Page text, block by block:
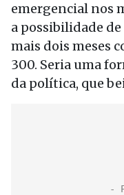
emergencial nos
a possibilidade
mais dois meses
300. Seria uma
da política, que